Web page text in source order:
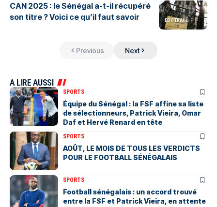
FOOTBALL
CAN 2025 : le Sénégal a-t-il récupéré
son titre ? Voici ce qu’il faut savoir
Previous Next
A LIRE AUSSI
SPORTS
Équipe du Sénégal : la FSF affine sa liste
de sélectionneurs, Patrick Vieira, Omar
Daf et Hervé Renard en tête
SPORTS
AOÛT, LE MOIS DE TOUS LES VERDICTS
POUR LE FOOTBALL SÉNÉGALAIS
SPORTS
Football sénégalais : un accord trouvé
entre la FSF et Patrick Vieira, en attente